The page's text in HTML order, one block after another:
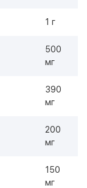
1 г
500
мг
390
мг
200
мг
150
мг